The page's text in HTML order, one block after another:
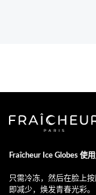
Fraîcheur Ice Globes 使
只需冷冻，然后在脸上
即减少，焕发青春光彩。